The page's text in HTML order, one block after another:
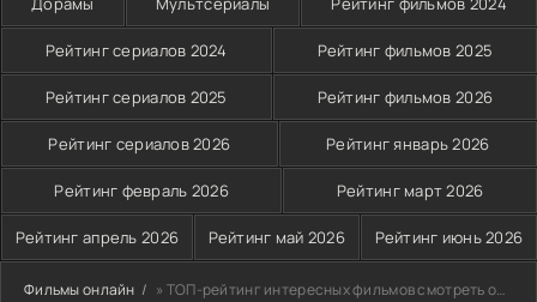
Рейтинг сериалов 2024 Рейтинг фильмов 2025
Рейтинг сериалов 2025 Рейтинг фильмов 2026
Рейтинг сериалов 2026 Рейтинг январь 2026
Рейтинг февраль 2026 Рейтинг март 2026
Рейтинг апрель 2026 Рейтинг май 2026 Рейтинг июнь 2026
Фильмы онлайн » ТОП-рейтинг интересных фильмов смотреть онлайн на Zona-Films